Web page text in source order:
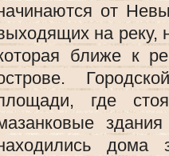
от
на реку,
ближе к
где
дома